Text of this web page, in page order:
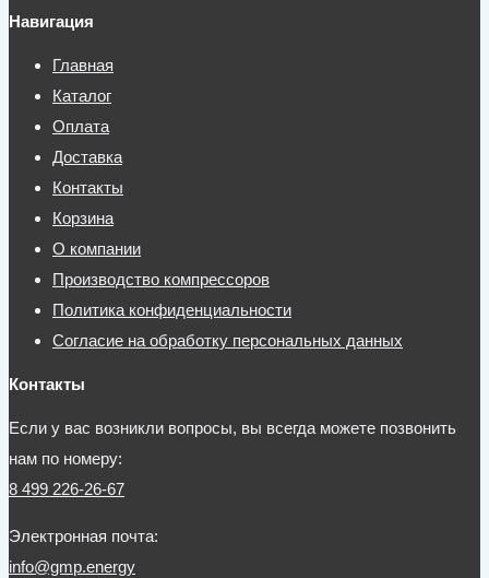
Навигация
Главная
Каталог
Оплата
Доставка
Контакты
Корзина
О компании
Производство компрессоров
Политика конфиденциальности
Согласие на обработку персональных данных
Контакты
Если у вас возникли вопросы, вы всегда можете позвонить
нам по номеру:
8 499 226-26-67
Электронная почта:
info@gmp.energy